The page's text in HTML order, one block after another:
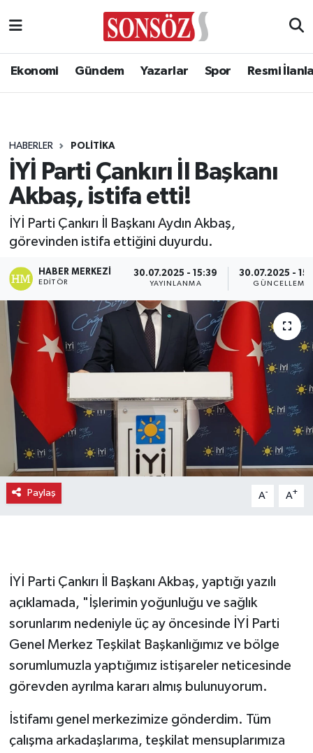
Ekonomi Gündem Yazarlar Spor Resmi
HABERLER POLITIKA
İYİ Parti Çankırı İl Başkanı
Akbaş, istifa etti!
İYİ Parti Çankırı İl Başkanı Aydın Akbaş,
görevinden istifa ettiğini duyurdu.
HABER MERKEZI
EDITÖR
30.07.2025 - 15:39
YAYINLANMA
30.07.2025 -
GÜNCELLEME
Paylaş A- A+
İYİ Parti Çankırı İl Başkanı Akbaş, yaptığı yazılı
açıklamada, "İşlerimin yoğunluğu ve sağlık
sorunlarım nedeniyle üç ay öncesinde İYİ Parti
Genel Merkez Teşkilat Başkanlığımız ve bölge
sorumlumuzla yaptığımız istişareler neticesinde
görevden ayrılma kararı almış bulunuyorum.
İstifamı genel merkezimize gönderdim. Tüm
çalışma arkadaşlarıma, teşkilat mensuplarımıza